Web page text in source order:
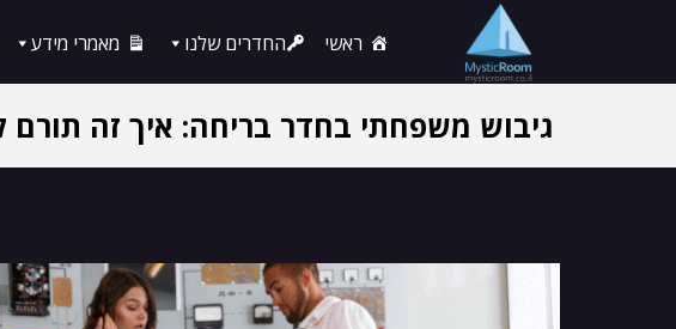
ראשי החדרים שלנו מאמרי מידע
גיבוש משפחתי בחדר בריחה: איך זה תורם